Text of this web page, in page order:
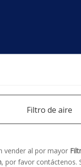
Filtro de aire
vender al por mayor
, por favor contáctenos.